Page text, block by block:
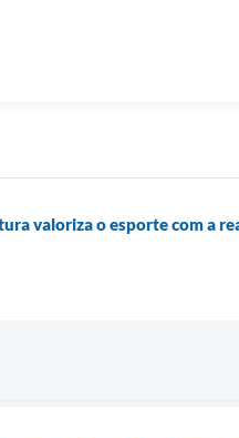
valoriza o esporte com a